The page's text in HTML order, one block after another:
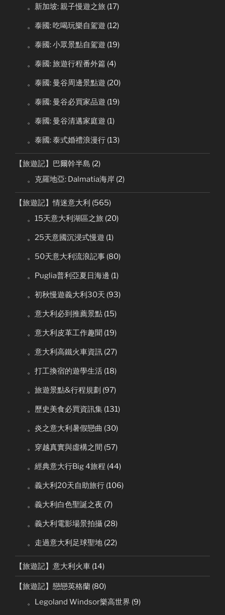
。新加坡: 親子慢遊之旅 (17)
。泰國: 吃喝玩樂自駕遊 (12)
。泰國: 小眾景點自駕遊 (19)
。泰國: 旅遊行程番外篇 (4)
。泰國: 曼谷周邊景點遊 (20)
。泰國: 曼谷必買家品遊 (19)
。泰國: 曼谷清邁家庭遊 (1)
。泰國: 泰式婚禮浪漫行 (13)
【旅遊記】巴爾幹半島 (2)
。克羅地亞: Dalmatia海岸 (2)
【旅遊記】情迷意大利 (565)
。15天意大利湖區之旅 (20)
。25天意國沉浸式慢遊 (1)
。50天意大利流浪記事 (80)
。Puglia普利亞夏日海邊 (1)
。初秋慢遊義大利30天 (93)
。意大利必到推薦景點 (15)
。意大利皮革工作趣聞 (19)
。意大利高鐵火車資訊 (27)
。打工換宿的遊學生活 (18)
。旅遊景點&行程規劃 (97)
。歷史美食必買資訊集 (131)
。炎之意大利暑假戀曲 (30)
。穿越真實與虛構之間 (57)
。經典意大行Big 4旅程 (44)
。義大利20天自助旅行 (106)
。義大利白色聖誕之夜 (7)
。義大利電影場景拍攝 (28)
。走過意大利足球聖地 (22)
【旅遊記】意大利火車 (14)
【旅遊記】戀戀英格蘭 (80)
。Legoland Windsor樂高世界 (9)